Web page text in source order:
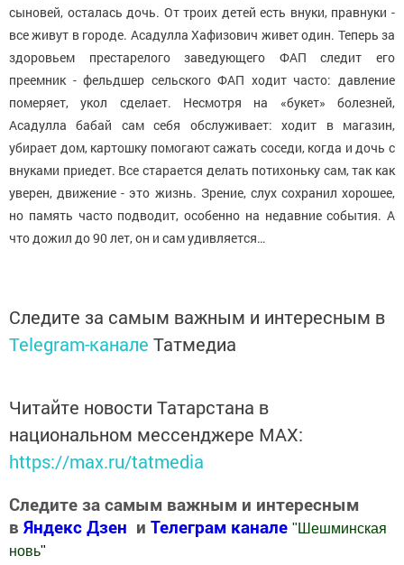
сыновей, осталась дочь. От троих детей есть внуки, правнуки -
все живут в городе. Асадулла Хафизович живет один. Теперь за
здоровьем престарелого заведующего ФАП следит его
преемник - фельдшер сельского ФАП ходит часто: давление
померяет, укол сделает. Несмотря на «букет» болезней,
Асадулла бабай сам себя обслуживает: ходит в магазин,
убирает дом, картошку помогают сажать соседи, когда и дочь с
внуками приедет. Все старается делать потихоньку сам, так как
уверен, движение - это жизнь. Зрение, слух сохранил хорошее,
но память часто подводит, особенно на недавние события. А
что дожил до 90 лет, он и сам удивляется…
Следите за самым важным и интересным в
Telegram-канале Татмедиа
Читайте новости Татарстана в
национальном мессенджере MАХ:
https://max.ru/tatmedia
Следите за самым важным и интересным
в Яндекс Дзен и Телеграм канале " Шешминская
новь"